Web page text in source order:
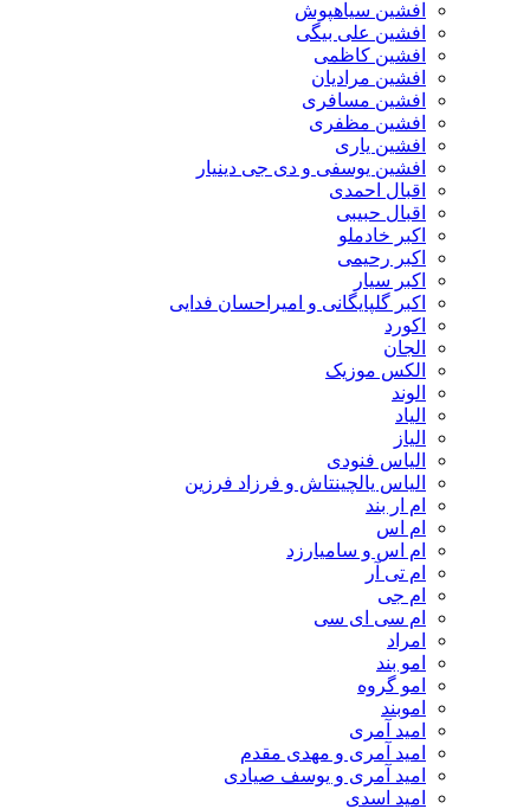
افشین سیاهپوش
افشین علی بیگی
افشین کاظمی
افشین مرادیان
افشین مسافری
افشین مظفری
افشین یاری
افشین یوسفی و دی جی دینیار
اقبال احمدی
اقبال حبیبی
اکبر خادملو
اکبر رحیمی
اکبر سیار
اکبر گلپایگانی و امیراحسان فدایی
اکورد
الجان
الکس موزیک
الوند
الیاد
الیاز
الیاس فنودی
الیاس یالچینتاش و فرزاد فرزین
ام‌ ار بند
ام اس
ام اس و سامیارزد
ام تی آر
ام جی
ام سی ای سی
امراد
امو بند
امو گروه
اموبند
امید آمری
امید آمری و مهدی مقدم
امید آمری و یوسف صیادی
امید اسدی